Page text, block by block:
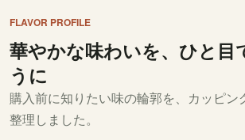
ォ
ル
キ
ー
ニ
ャ・
FLAVOR PROFILE
華やかな味わいを、ひと目
うに
購入前に知りたい味の輪郭を、カッピン
整理しました。